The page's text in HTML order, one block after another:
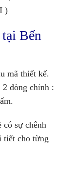
)
Bến
mã thiết kế.
dòng chính :
có sự chênh
tiết cho từng